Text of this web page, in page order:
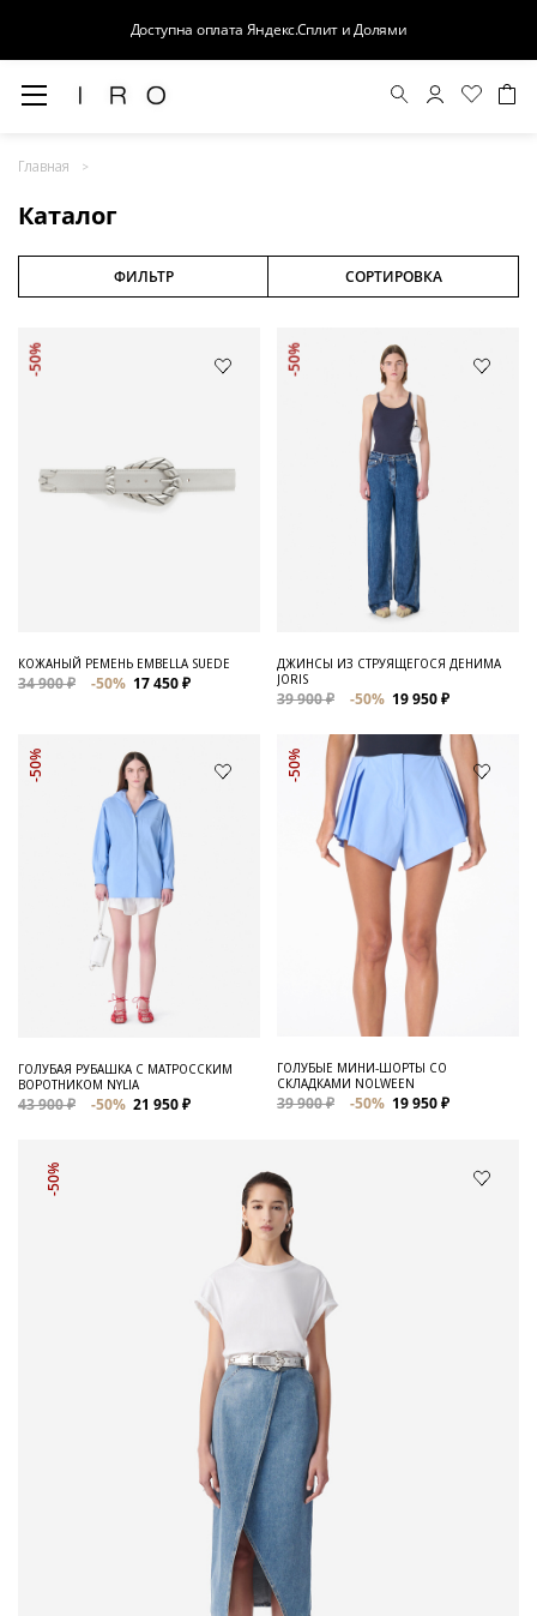
Доступна оплата Яндекс.Сплит и Долями
Главная
Каталог
Церемония
Распродажа
Для нее
Сумки и аксессуары
ФИЛЬТР СОРТИРОВКА
-50%
КОЖАНЫЙ РЕМЕНЬ EMBELLA SUEDE
34 900 ₽ -50% 17 450 ₽
-50%
ДЖИНСЫ ИЗ СТРУЯЩЕГОСЯ ДЕНИМА
JORIS
39 900 ₽ -50% 19 950 ₽
-50%
ГОЛУБАЯ РУБАШКА С МАТРОССКИМ
ВОРОТНИКОМ NYLIA
43 900 ₽ -50% 21 950 ₽
-50%
ГОЛУБЫЕ МИНИ-ШОРТЫ СО
СКЛАДКАМИ NOLWEEN
39 900 ₽ -50% 19 950 ₽
-50%